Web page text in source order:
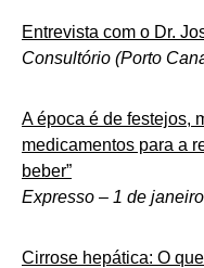
Entrevista com o Dr.
Consultório (Porto
A época é de festejos,
medicamentos para a
beber”
Expresso – 1 de
Cirrose hepática: O